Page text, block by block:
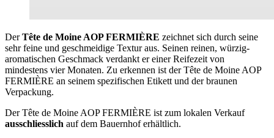
DerTête de Moine AOP FERMIÈRE zeichnet sich durch seine
sehr feine und geschmeidige Textur aus. Seinen reinen, würzig-
aromatischen Geschmack verdankt er einer Reifezeit von
mindestens vier Monaten. Zu erkennen ist der Tête de Moine AOP
FERMIÈRE an seinem spezifischen Etikett und der braunen
Verpackung.
Der Tête de Moine AOP FERMIÈRE ist zum lokalen Verkauf
ausschliesslich auf dem Bauernhof erhältlich.